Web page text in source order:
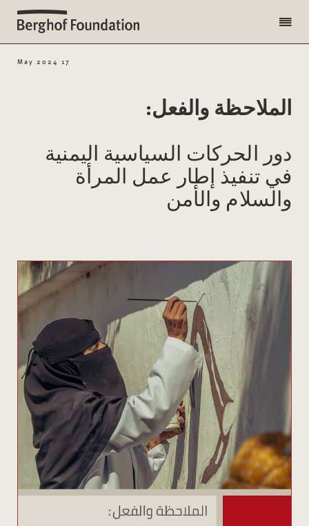
17 May 2024
الملاحظة والفعل:
دور الحركات السياسية اليمنية
في تنفيذ إطار عمل المرأة
والسلام والأمن